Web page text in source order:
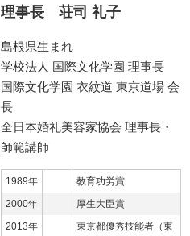
理事長 荘司 礼子
島根県生まれ
学校法人 国際文化学園 理事長
国際文化学園 衣紋道 東京道場 会
長
全日本婚礼美容家協会 理事長・
師範講師
1989年
教育功労賞
2000年
厚生大臣賞
2013年
東京都優秀技能者（東